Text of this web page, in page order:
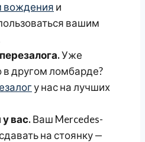
вождения и
вашим
Уже
в другом ломбарде?
у нас на лучших
вас.Ваш Mercedes-
на стоянку —